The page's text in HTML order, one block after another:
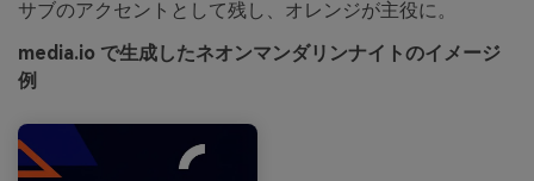
サブのアクセントとして残し、オレンジが主役に。
media.io で生成したネオンマンダリンナイトのイメージ
例